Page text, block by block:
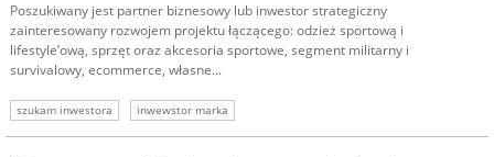
Poszukiwany jest partner biznesowy lub inwestor strategiczny
zainteresowany rozwojem projektu łączącego: odzież sportową i
lifestyle’ową, sprzęt oraz akcesoria sportowe, segment militarny i
survivalowy, ecommerce, własne...
szukam inwestora inwewstor marka